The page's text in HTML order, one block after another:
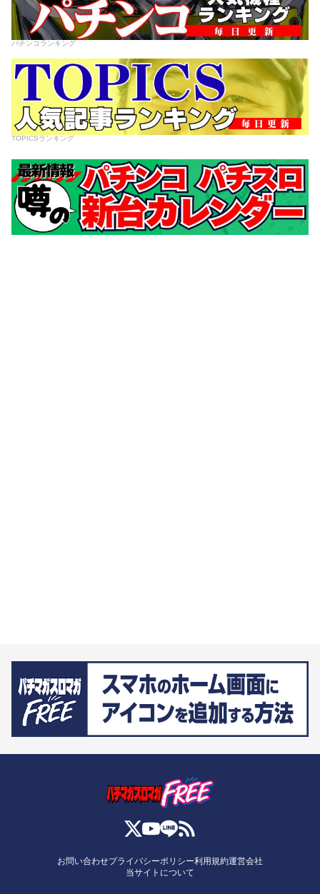
パチンコランキング
TOPICSランキング
お問い合わせプライバシーポリシー利用規約運営会社
当サイトについて